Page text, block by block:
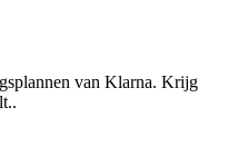
van Klarna. Krijg